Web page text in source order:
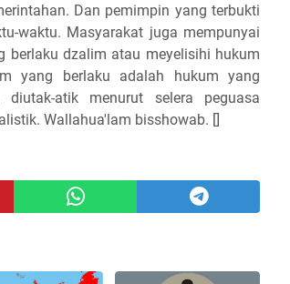
Dan pemimpin yang terbukti
waktu. Masyarakat juga mempunyai
berlaku dzalim atau meyelisihi hukum
yang berlaku adalah hukum yang
atik menurut selera peguasa
Wallahua'lam bisshowab. []